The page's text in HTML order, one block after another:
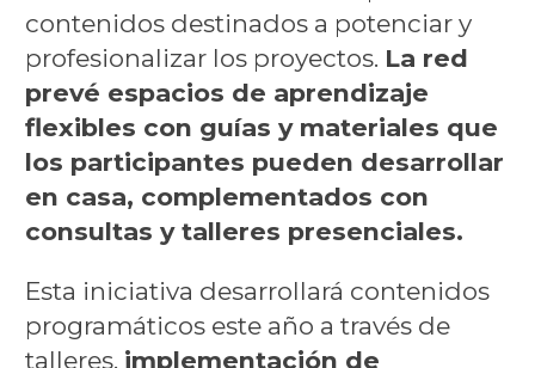
contenidos destinados a potenciar y
profesionalizar los proyectos. La red
prevé espacios de aprendizaje
flexibles con guías y materiales que
los participantes pueden desarrollar
en casa, complementados con
consultas y talleres presenciales.
Esta iniciativa desarrollará contenidos
programáticos este año a través de
talleres, implementación de